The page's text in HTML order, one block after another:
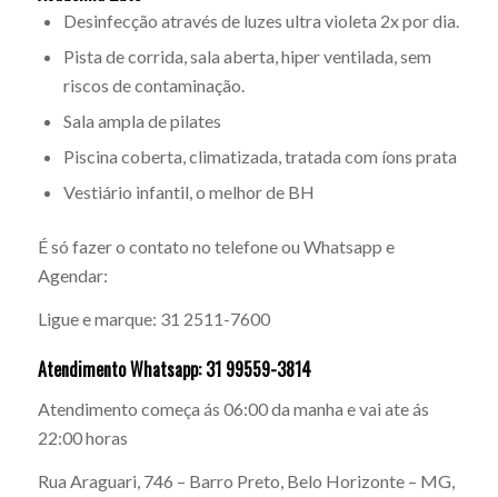
Desinfecção através de luzes ultra violeta 2x por dia.
Pista de corrida, sala aberta, hiper ventilada, sem
riscos de contaminação.
Sala ampla de pilates
Piscina coberta, climatizada, tratada com íons prata
Vestiário infantil, o melhor de BH
É só fazer o contato no telefone ou Whatsapp e
Agendar:
Ligue e marque: 31 2511-7600
Atendimento Whatsapp: 31 99559-3814
Atendimento começa ás 06:00 da manha e vai ate ás
22:00 horas
Rua Araguari, 746 – Barro Preto, Belo Horizonte – MG,